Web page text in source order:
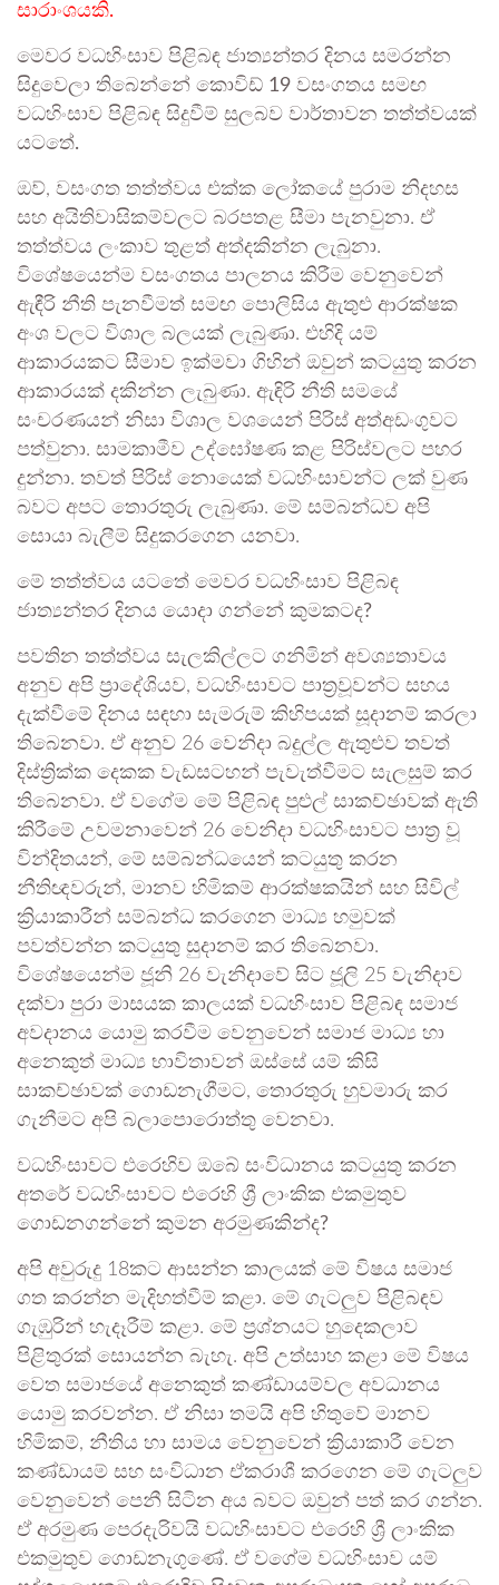
සාරාංශයකි.
මෙවර වධහිංසාව පිළිබඳ ජාත්‍යන්තර දිනය සමරන්න
සිදුවෙලා තිබෙන්නේ කොවිඩ් 19 වසංගතය සමඟ
වධහිංසාව පිළිබඳ සිදුවීම් සුලබව වාර්තාවන තත්ත්වයක්
යටතේ.
ඔව්, වසංගත තත්ත්වය එක්ක ලෝකයේ පුරාම නිදහස
සහ අයිතිවාසිකම්වලට බරපතළ සීමා පැනවුනා. ඒ
තත්ත්වය ලංකාව තුළත් අත්දකින්න ලැබුනා.
විශේෂයෙන්ම වසංගතය පාලනය කිරීම වෙනුවෙන්
ඇඳීරි නීති පැනවීමත් සමඟ පොලිසිය ඇතුළු ආරක්ෂක
අංශ වලට විශාල බලයක් ලැබුණා. එහිදි යම්
ආකාරයකට සීමාව ඉක්මවා ගිහින් ඔවුන් කටයුතු කරන
ආකාරයක් දකින්න ලැබුණා. ඇඳිරි නීති සමයේ
සංචරණයන් නිසා විශාල වශයෙන් පිරිස් අත්අඩංගුවට
පත්වුනා. සාමකාමීව උද්ඝෝෂණ කළ පිරිස්වලට පහර
දුන්නා. තවත් පිරිස් නොයෙක් වධහිංසාවන්ට ලක් වුණ
බවට අපට තොරතුරු ලැබුණා. මේ සම්බන්ධව අපි
සොයා බැලීම් සිදුකරගෙන යනවා.
මේ තත්ත්වය යටතේ මෙවර වධහිංසාව පිළිබඳ
ජාත්‍යන්තර දිනය යොදා ගන්නේ කුමකටද?
පවතින තත්ත්වය සැලකිල්ලට ගනිමින් අවශ්‍යතාවය
අනුව අපි ප්‍රාදේශියව, වධහිංසාවට පාත්‍රවූවන්ට සහය
දැක්වීමේ දිනය සඳහා සැමරුම් කිහිපයක් සූදානම් කරලා
තිබෙනවා. ඒ අනුව 26 වෙනිදා බදුල්ල ඇතුළුව තවත්
දිස්ත්‍රික්ක දෙකක වැඩසටහන් පැවැත්වීමට සැලසුම් කර
තිබෙනවා. ඒ වගේම මේ පිළිබඳ පුළුල් සාකච්ඡාවක් ඇති
කිරීමේ උවමනාවෙන් 26 වෙනිදා වධහිංසාවට පාත්‍ර වූ
වින්දිතයන්, මේ සම්බන්ධයෙන් කටයුතු කරන
නීතිඥවරුන්, මානව හිමිකම් ආරක්ෂකයින් සහ සිවිල්
ක්‍රියාකාරීන් සම්බන්ධ කරගෙන මාධ්‍ය හමුවක්
පවත්වන්න කටයුතු සුදානම් කර තිබෙනවා.
විශේෂයෙන්ම ජූනි 26 වැනිදාවේ සිට ජූලි 25 වැනිදාව
දක්වා පුරා මාසයක කාලයක් වධහිංසාව පිළිබඳ සමාජ
අවදානය යොමු කරවීම වෙනුවෙන් සමාජ මාධ්‍ය හා
අනෙකුත් මාධ්‍ය භාවිතාවන් ඔස්සේ යම් කිසි
සාකච්ඡාවක් ගොඩනැගීමට, තොරතුරු හුවමාරු කර
ගැනීමට අපි බලාපොරොත්තු වෙනවා.
වධහිංසාවට එරෙහිව ඔබේ සංවිධානය කටයුතු කරන
අතරේ වධහිංසාවට එරෙහි ශ්‍රී ලාංකික එකමුතුව
ගොඩනගන්නේ කුමන අරමුණකින්ද?
අපි අවුරුදු 18කට ආසන්න කාලයක් මේ විෂය සමාජ
ගත කරන්න මැදිහත්වීම් කළා. මේ ගැටලු‍ව පිළිබඳව
ගැඹුරින් හැදෑරීම් කළා. මේ ප්‍රශ්නයට හුදෙකලාව
පිළිතුරක් සොයන්න බැහැ. අපි උත්සාහ කළා මේ විෂය
වෙත සමාජයේ අනෙකුත් කණ්ඩායම්වල අවධානය
යොමු කරවන්න. ඒ නිසා තමයි අපි හිතුවේ මානව
හිමිකම්, නීතිය හා සාමය වෙනුවෙන් ක්‍රියාකාරී වෙන
කණ්ඩායම් සහ සංවිධාන ඒකරාශී කරගෙන මේ ගැටලු‍ව
වෙනුවෙන් පෙනී සිටින අය බවට ඔවුන් පත් කර ගන්න.
ඒ අරමුණ පෙරදැරිවයි වධහිංසාවට එරෙහි ශ්‍රී ලාංකික
එකමුතුව ගොඩනැගුණේ. ඒ වගේම වධහිංසාව යම්